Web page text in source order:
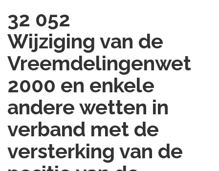
32 052
Wijziging van de
Vreemdelingenwet
2000 en enkele
andere wetten in
verband met de
versterking van de